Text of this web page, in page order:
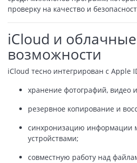
проверку на качество и
iCloud и облачные
возможности
iCloud тесно интегрирован с Apple
хранение фотографий, видео
резервное копирование и
синхронизацию информации
устройствами;
совместную работу над